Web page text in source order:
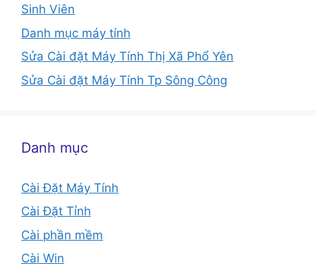
Sinh Viên
Danh mục máy tính
Sửa Cài đặt Máy Tính Thị Xã Phổ Yên
Sửa Cài đặt Máy Tính Tp Sông Công
Danh mục
Cài Đặt Máy Tính
Cài Đặt Tỉnh
Cài phần mềm
Cài Win